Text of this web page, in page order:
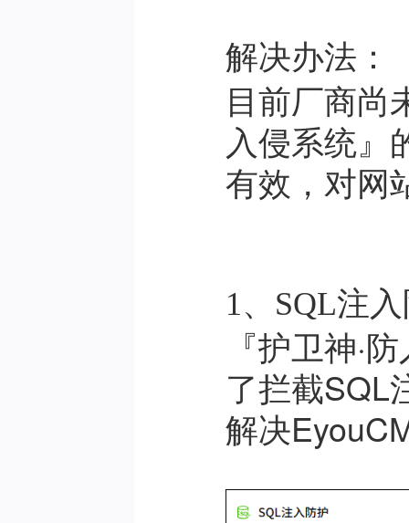
解决办法：
目前厂商尚
入侵系统』
有效，对网
1、SQL注
『护卫神·
了拦截SQL
解决